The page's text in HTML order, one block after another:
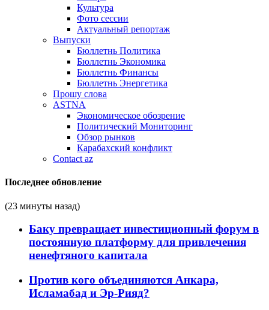
Культура
Фото сессии
Актуальный репортаж
Выпуски
Бюллетнь Политика
Бюллетнь Экономика
Бюллетнь Финансы
Бюллетнь Энергетика
Прошу слова
ASTNA
Экономическое обозрение
Политический Мониторинг
Обзор рынков
Карабахский конфликт
Contact az
Последнее обновление
(23 минуты назад)
Баку превращает инвестиционный форум в
постоянную платформу для привлечения
ненефтяного капитала
Против кого объединяются Анкара,
Исламабад и Эр-Рияд?